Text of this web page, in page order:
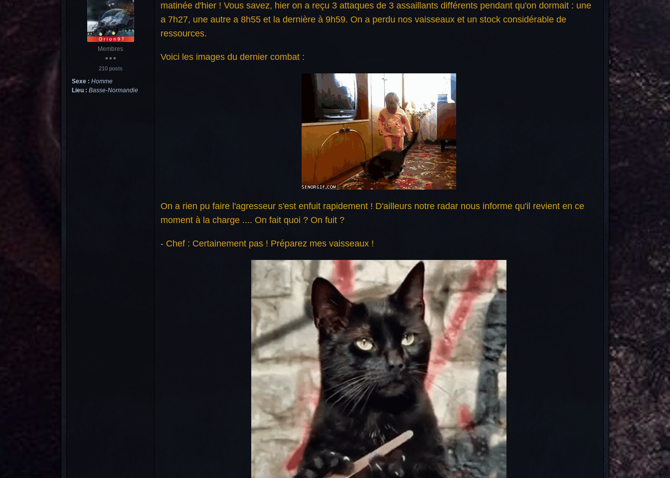
Membres
210 posts
Sexe : Homme
Lieu : Basse-Normandie
matinée d'hier ! Vous savez, hier on a reçu 3 attaques de 3 assaillants différents pendant qu'on dormait : une
a 7h27, une autre a 8h55 et la dernière à 9h59. On a perdu nos vaisseaux et un stock considérable de
ressources.
Voici les images du dernier combat :
On a rien pu faire l'agresseur s'est enfuit rapidement ! D'ailleurs notre radar nous informe qu'il revient en ce
moment à la charge .... On fait quoi ? On fuit ?
- Chef : Certainement pas ! Préparez mes vaisseaux !